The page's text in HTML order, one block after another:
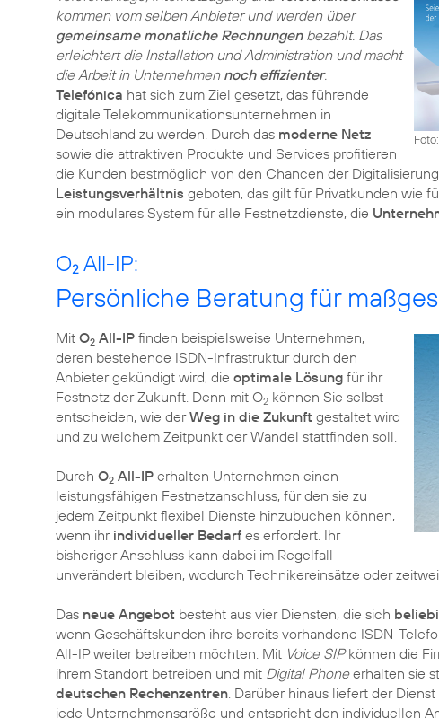
kommen vom selben Anbieter und werden über
gemeinsame monatliche Rechnungenbezahlt. Das
erleichtert die Installation und Administration und macht
die Arbeit in Unternehmen noch effizienter.
Telefónica hat sich zum Ziel gesetzt, das führende
digitale Telekommunikationsunternehmen in
Deutschland zu werden. Durch das moderne Netz
sowie die attraktiven Produkte und Services profitieren
die Kunden bestmöglich von den Chancen der
Leistungsverhältnis geboten, das gilt für Privatkunden wie
ein modulares System für alle Festnetzdienste, die
O2 All-IP:
Persönliche Beratung für
Mit O2 All-IP finden beispielsweise Unternehmen,
deren bestehende ISDN-Infrastruktur durch den
Anbieter gekündigt wird, die optimale Lösung für ihr
Festnetz der Zukunft. Denn mit O2 können Sie selbst
entscheiden, wie derWeg in die Zukunft gestaltet wird
und zu welchem Zeitpunkt der Wandel stattfinden soll.
Durch O2 All-IP erhalten Unternehmen einen
leistungsfähigen Festnetzanschluss, für den sie zu
jedem Zeitpunkt flexibel Dienste hinzubuchen können,
wenn ihr individueller Bedarf es erfordert. Ihr
bisheriger Anschluss kann dabei im Regelfall
unverändert bleiben, wodurch Technikereinsätze oder
Das neue Angebot besteht aus vier Diensten, die sich
wenn Geschäftskunden ihre bereits vorhandene ISDN-
All-IP weiter betreiben möchten. Mit Voice SIPkönnen die
ihrem Standort betreiben und mit Digital Phoneerhalten sie
deutschen Rechenzentren. Darüber hinaus liefert der Dienst
jede Unternehmensgröße und entspricht den individuellen